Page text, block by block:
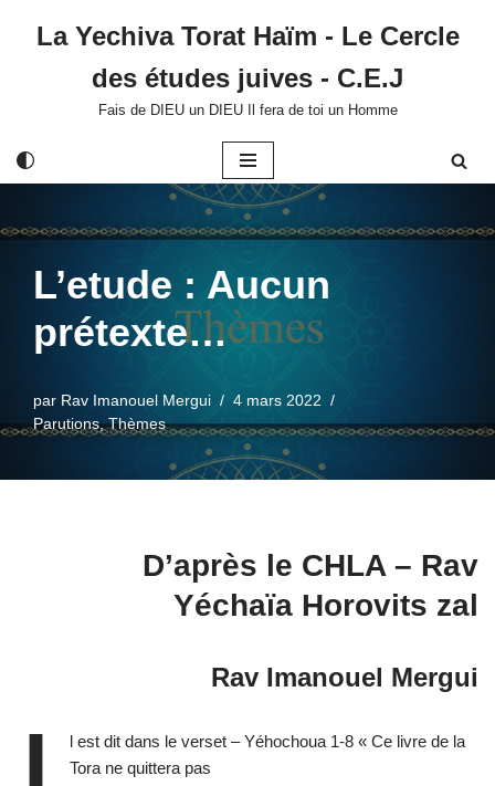
La Yechiva Torat Haïm - Le Cercle
des études juives - C.E.J
Fais de DIEU un DIEU Il fera de toi un Homme
L’etude : Aucun
prétexte…
par Rav Imanouel Mergui
4 mars 2022
Parutions,Thèmes
D’après le CHLA – Rav
Yéchaïa Horovits zal
Rav Imanouel Mergui
l est dit dans le verset – Yéhochoua 1-8 « Ce livre de la
Tora ne quittera pas